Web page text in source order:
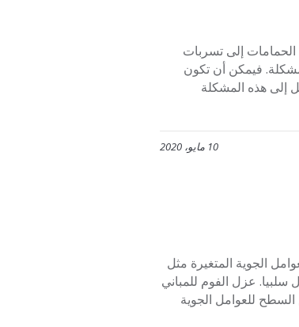
إلى تسربات
فيمكن أن تكون
إلى هذه المشكلة
10 مايو، 2020
الجوية المتغيرة مثل
عزل الفوم للمباني
للعوامل الجوية